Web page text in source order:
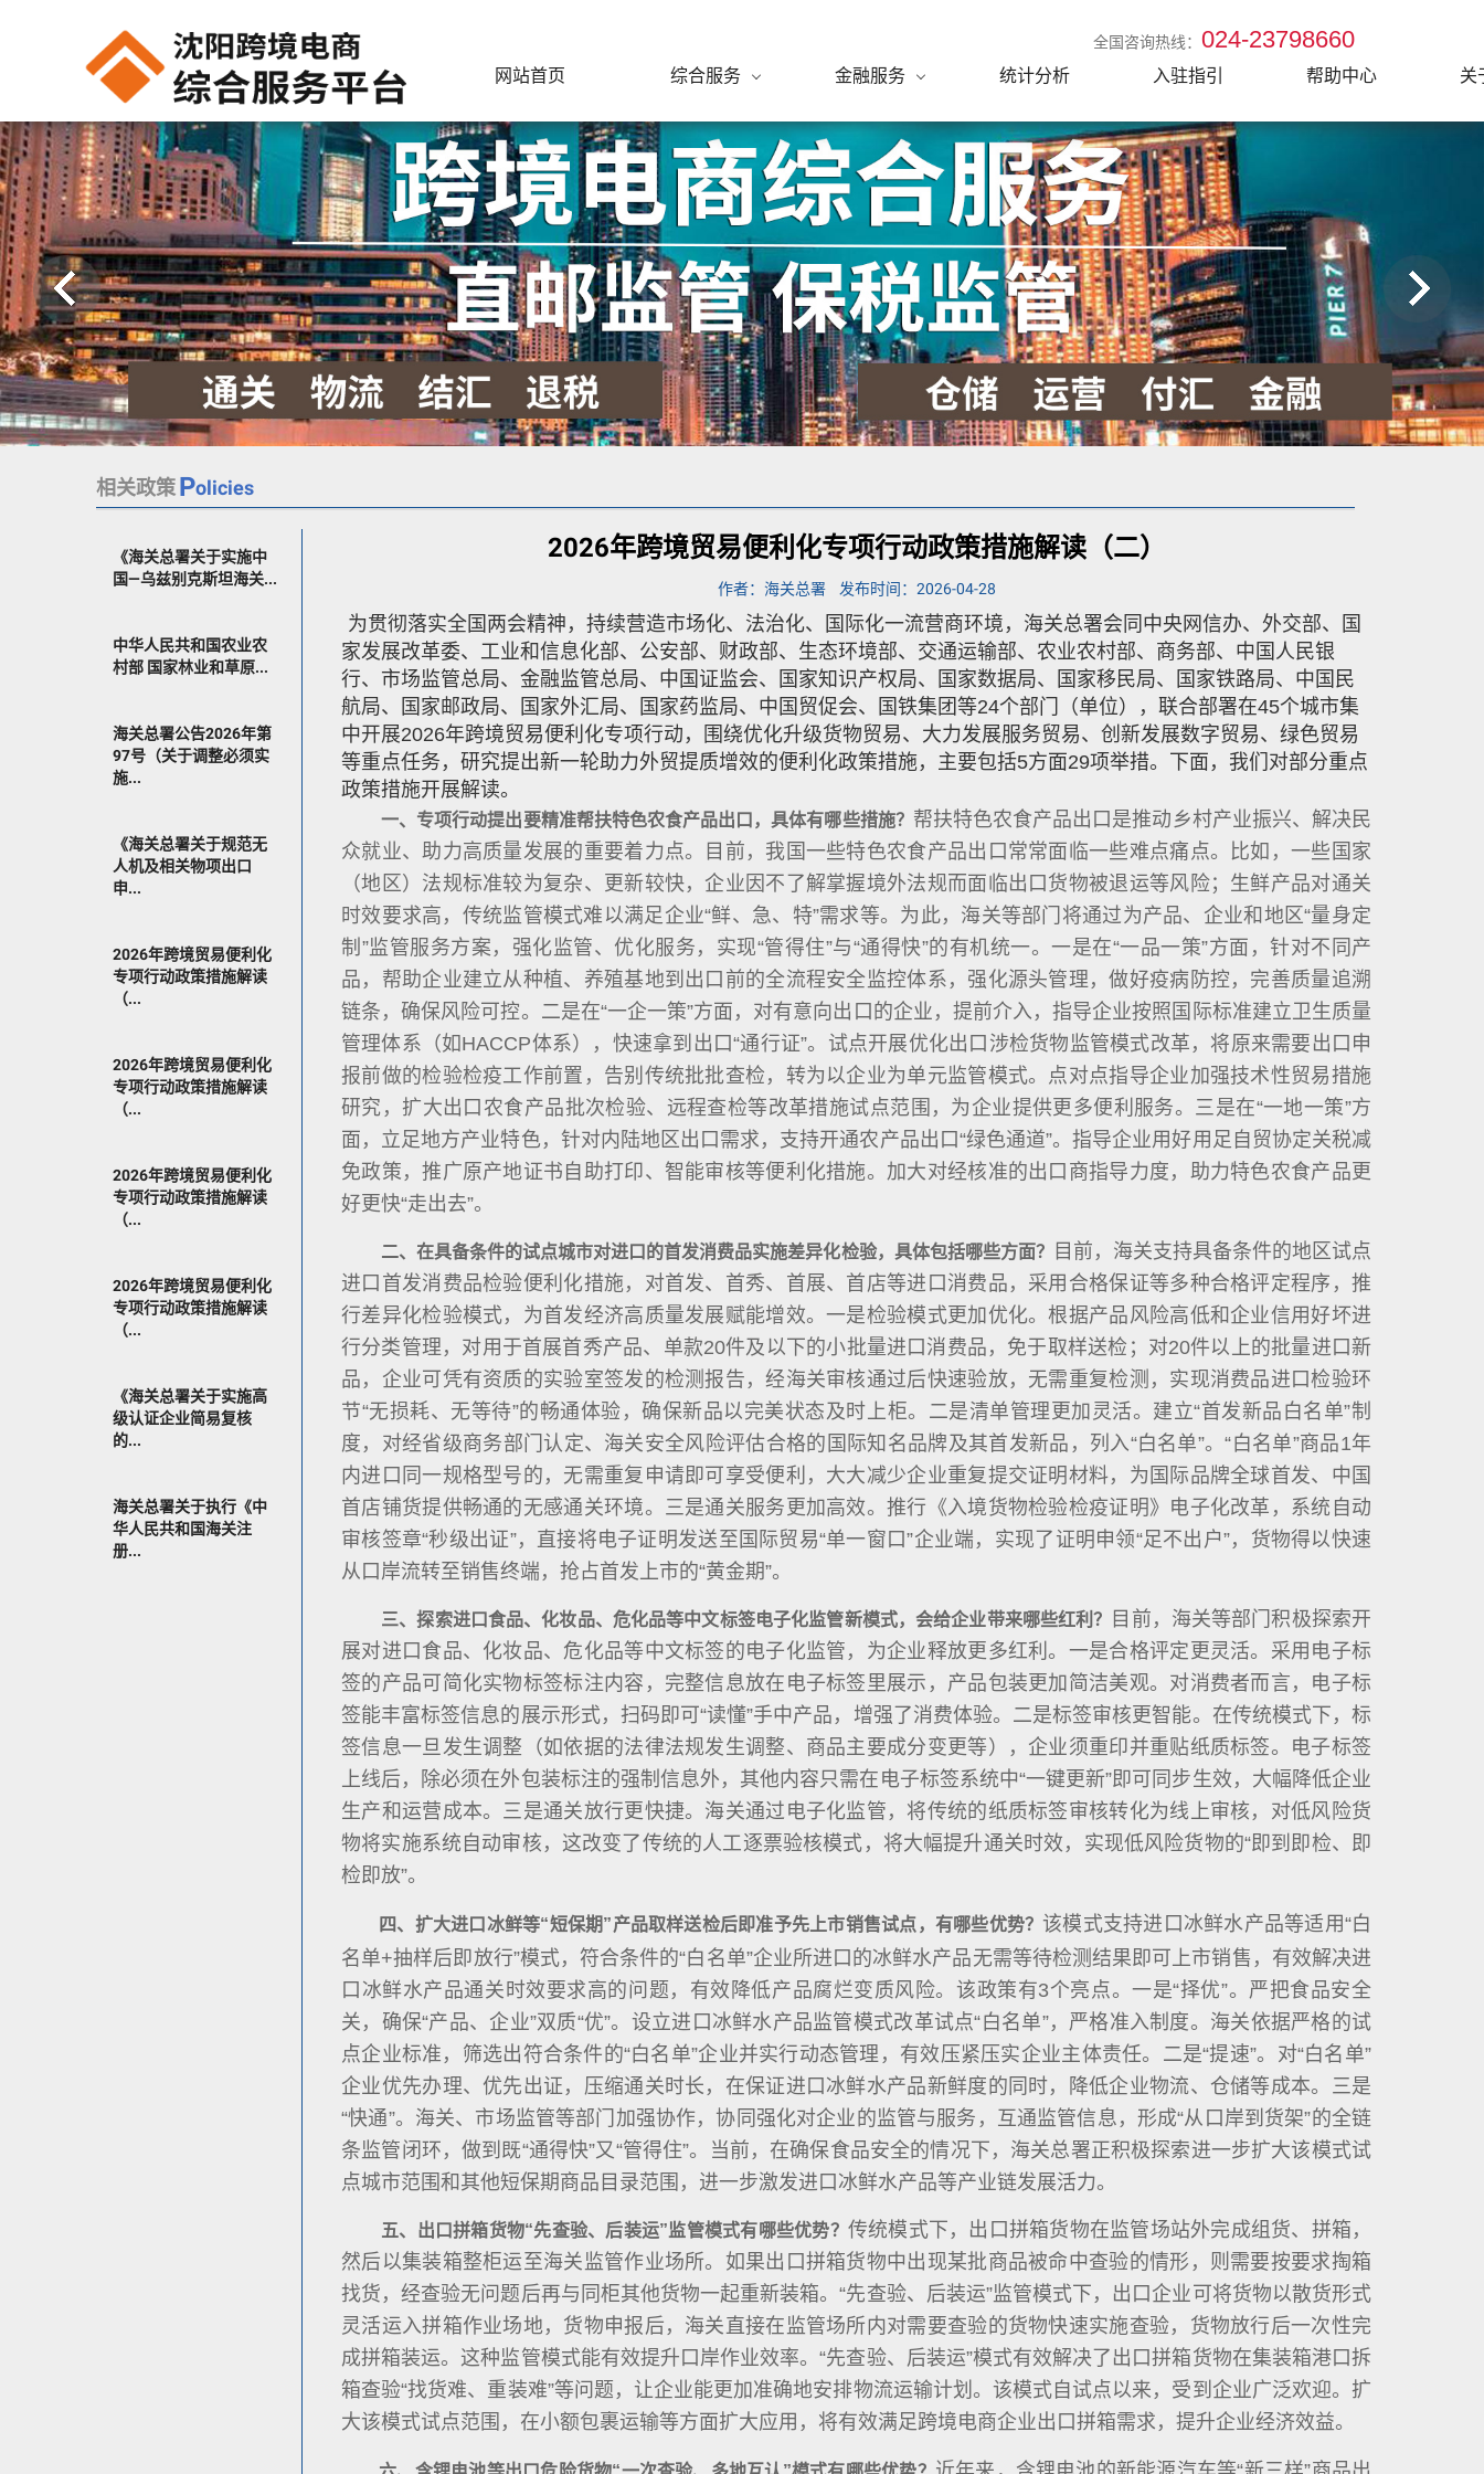
全国咨询热线： 024-23798660
网站首页 综合服务 金融服务 统计分析 入驻指引 帮助中心 关
相关政策Policies
《海关总署关于实施中
国—乌兹别克斯坦海关...
中华人民共和国农业农
村部 国家林业和草原...
海关总署公告2026年第
97号（关于调整必须实
施...
《海关总署关于规范无
人机及相关物项出口
申...
2026年跨境贸易便利化
专项行动政策措施解读
（...
2026年跨境贸易便利化
专项行动政策措施解读
（...
2026年跨境贸易便利化
专项行动政策措施解读
（...
2026年跨境贸易便利化
专项行动政策措施解读
（...
《海关总署关于实施高
级认证企业简易复核
的...
海关总署关于执行《中
华人民共和国海关注
册...
2026年跨境贸易便利化专项行动政策措施解读（二）
作者：海关总署 发布时间：2026-04-28
为贯彻落实全国两会精神，持续营造市场化、法治化、国际化一流营商环境，海关总署会同中央网信办、外交部、国
家发展改革委、工业和信息化部、公安部、财政部、生态环境部、交通运输部、农业农村部、商务部、中国人民银
行、市场监管总局、金融监管总局、中国证监会、国家知识产权局、国家数据局、国家移民局、国家铁路局、中国民
航局、国家邮政局、国家外汇局、国家药监局、中国贸促会、国铁集团等24个部门（单位），联合部署在45个城市集
中开展2026年跨境贸易便利化专项行动，围绕优化升级货物贸易、大力发展服务贸易、创新发展数字贸易、绿色贸易
等重点任务，研究提出新一轮助力外贸提质增效的便利化政策措施，主要包括5方面29项举措。下面，我们对部分重点
政策措施开展解读。
一、专项行动提出要精准帮扶特色农食产品出口，具体有哪些措施？ 帮扶特色农食产品出口是推动乡村产业振兴、解决民
众就业、助力高质量发展的重要着力点。目前，我国一些特色农食产品出口常常面临一些难点痛点。比如，一些国家
（地区）法规标准较为复杂、更新较快，企业因不了解掌握境外法规而面临出口货物被退运等风险；生鲜产品对通关
时效要求高，传统监管模式难以满足企业“鲜、急、特”需求等。为此，海关等部门将通过为产品、企业和地区“量身定
制”监管服务方案，强化监管、优化服务，实现“管得住”与“通得快”的有机统一。一是在“一品一策”方面，针对不同产
品，帮助企业建立从种植、养殖基地到出口前的全流程安全监控体系，强化源头管理，做好疫病防控，完善质量追溯
链条，确保风险可控。二是在“一企一策”方面，对有意向出口的企业，提前介入，指导企业按照国际标准建立卫生质量
管理体系（如HACCP体系），快速拿到出口“通行证”。试点开展优化出口涉检货物监管模式改革，将原来需要出口申
报前做的检验检疫工作前置，告别传统批批查检，转为以企业为单元监管模式。点对点指导企业加强技术性贸易措施
研究，扩大出口农食产品批次检验、远程查检等改革措施试点范围，为企业提供更多便利服务。三是在“一地一策”方
面，立足地方产业特色，针对内陆地区出口需求，支持开通农产品出口“绿色通道”。指导企业用好用足自贸协定关税减
免政策，推广原产地证书自助打印、智能审核等便利化措施。加大对经核准的出口商指导力度，助力特色农食产品更
好更快“走出去”。
二、在具备条件的试点城市对进口的首发消费品实施差异化检验，具体包括哪些方面？
目前，海关支持具备条件的地区试点
进口首发消费品检验便利化措施，对首发、首秀、首展、首店等进口消费品，采用合格保证等多种合格评定程序，推
行差异化检验模式，为首发经济高质量发展赋能增效。一是检验模式更加优化。根据产品风险高低和企业信用好坏进
行分类管理，对用于首展首秀产品、单款20件及以下的小批量进口消费品，免于取样送检；对20件以上的批量进口新
品，企业可凭有资质的实验室签发的检测报告，经海关审核通过后快速验放，无需重复检测，实现消费品进口检验环
节“无损耗、无等待”的畅通体验，确保新品以完美状态及时上柜。二是清单管理更加灵活。建立“首发新品白名单”制
度，对经省级商务部门认定、海关安全风险评估合格的国际知名品牌及其首发新品，列入“白名单”。“白名单”商品1年
内进口同一规格型号的，无需重复申请即可享受便利，大大减少企业重复提交证明材料，为国际品牌全球首发、中国
首店铺货提供畅通的无感通关环境。三是通关服务更加高效。推行《入境货物检验检疫证明》电子化改革，系统自动
审核签章“秒级出证”，直接将电子证明发送至国际贸易“单一窗口”企业端，实现了证明申领“足不出户”，货物得以快速
从口岸流转至销售终端，抢占首发上市的“黄金期”。
三、探索进口食品、化妆品、危化品等中文标签电子化监管新模式，会给企业带来哪些红利？
目前，海关等部门积极探索开
展对进口食品、化妆品、危化品等中文标签的电子化监管，为企业释放更多红利。一是合格评定更灵活。采用电子标
签的产品可简化实物标签标注内容，完整信息放在电子标签里展示，产品包装更加简洁美观。对消费者而言，电子标
签能丰富标签信息的展示形式，扫码即可“读懂”手中产品，增强了消费体验。二是标签审核更智能。在传统模式下，标
签信息一旦发生调整（如依据的法律法规发生调整、商品主要成分变更等），企业须重印并重贴纸质标签。电子标签
上线后，除必须在外包装标注的强制信息外，其他内容只需在电子标签系统中“一键更新”即可同步生效，大幅降低企业
生产和运营成本。三是通关放行更快捷。海关通过电子化监管，将传统的纸质标签审核转化为线上审核，对低风险货
物将实施系统自动审核，这改变了传统的人工逐票验核模式，将大幅提升通关时效，实现低风险货物的“即到即检、即
检即放”。
四、扩大进口冰鲜等“短保期”产品取样送检后即准予先上市销售试点，有哪些优势？该模式支持进口冰鲜水产品等适用“白
名单+抽样后即放行”模式，符合条件的“白名单”企业所进口的冰鲜水产品无需等待检测结果即可上市销售，有效解决进
口冰鲜水产品通关时效要求高的问题，有效降低产品腐烂变质风险。该政策有3个亮点。一是“择优”。严把食品安全
关，确保“产品、企业”双质“优”。设立进口冰鲜水产品监管模式改革试点“白名单”，严格准入制度。海关依据严格的试
点企业标准，筛选出符合条件的“白名单”企业并实行动态管理，有效压紧压实企业主体责任。二是“提速”。对“白名单”
企业优先办理、优先出证，压缩通关时长，在保证进口冰鲜水产品新鲜度的同时，降低企业物流、仓储等成本。三是
“快通”。海关、市场监管等部门加强协作，协同强化对企业的监管与服务，互通监管信息，形成“从口岸到货架”的全链
条监管闭环，做到既“通得快”又“管得住”。当前，在确保食品安全的情况下，海关总署正积极探索进一步扩大该模式试
点城市范围和其他短保期商品目录范围，进一步激发进口冰鲜水产品等产业链发展活力。
五、出口拼箱货物“先查验、后装运”监管模式有哪些优势？ 传统模式下，出口拼箱货物在监管场站外完成组货、拼箱，
然后以集装箱整柜运至海关监管作业场所。如果出口拼箱货物中出现某批商品被命中查验的情形，则需要按要求掏箱
找货，经查验无问题后再与同柜其他货物一起重新装箱。“先查验、后装运”监管模式下，出口企业可将货物以散货形式
灵活运入拼箱作业场地，货物申报后，海关直接在监管场所内对需要查验的货物快速实施查验，货物放行后一次性完
成拼箱装运。这种监管模式能有效提升口岸作业效率。“先查验、后装运”模式有效解决了出口拼箱货物在集装箱港口拆
箱查验“找货难、重装难”等问题，让企业能更加准确地安排物流运输计划。该模式自试点以来，受到企业广泛欢迎。扩
大该模式试点范围，在小额包裹运输等方面扩大应用，将有效满足跨境电商企业出口拼箱需求，提升企业经济效益。